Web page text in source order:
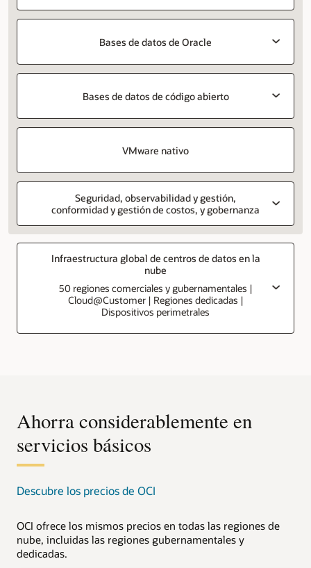
Bases de datos de Oracle
Bases de datos de código abierto
VMware nativo
Seguridad, observabilidad y gestión,
conformidad y gestión de costos, y gobernanza
Infraestructura global de centros de datos en la
nube
50 regiones comerciales y gubernamentales |
Cloud@Customer | Regiones dedicadas |
Dispositivos perimetrales
Ahorra considerablemente en
servicios básicos
Descubre los precios de OCI
OCI ofrece los mismos precios en todas las regiones de
nube, incluidas las regiones gubernamentales y
dedicadas.